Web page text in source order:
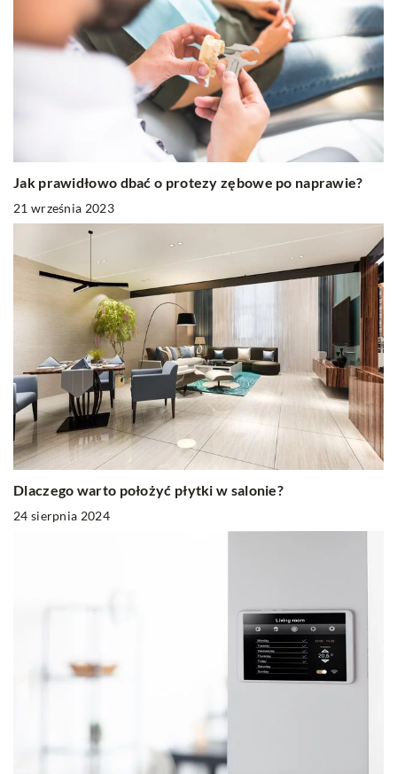
Jak prawidłowo dbać o protezy zębowe po naprawie?
21 września 2023
Dlaczego warto położyć płytki w salonie?
24 sierpnia 2024